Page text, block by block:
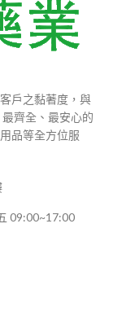
戶之黏著度，與
齊全、最安心的
品等全方位服
09:00~17:00